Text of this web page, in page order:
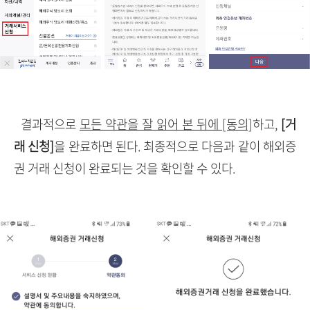
결과적으로 모든 약관을 잘 읽어 본 뒤에 [동의]하고, [거
래 신청]을 완료하면 된다. 최종적으로 다음과 같이 해외증
권 거래 신청이 완료되는 것을 확인할 수 있다.